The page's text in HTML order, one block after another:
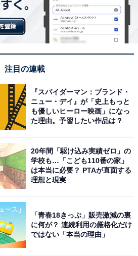
注目の連載
『スパイダーマン：ブランド・
ニュー・デイ』が「史上もっと
も優しいヒーロー映画」になっ
た理由。予習したい作品は？
20年間「駆け込み実績ゼロ」の
学校も…「こども110番の家」
は本当に必要？ PTAが直面する
理想と現実
「青春18きっぷ」販売激減の裏
に何が？ 連続利用の厳格化だけ
ではない「本当の理由」